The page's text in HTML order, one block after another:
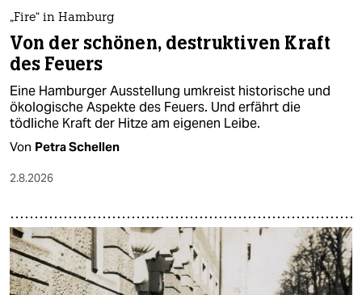
„Fire“ in Hamburg
Von der schönen, destruktiven Kraft
des Feuers
Eine Hamburger Ausstellung umkreist historische und
ökologische Aspekte des Feuers. Und erfährt die
tödliche Kraft der Hitze am eigenen Leibe.
Von Petra Schellen
2.8.2026